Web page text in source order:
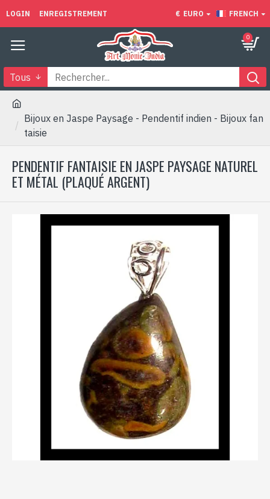
LOGIN ENREGISTREMENT € EURO FRENCH
0
Tous
Bijoux en Jaspe Paysage - Pendentif indien - Bijoux fan
taisie
PENDENTIF FANTAISIE EN JASPE PAYSAGE NATUREL
ET MÉTAL (PLAQUÉ ARGENT)